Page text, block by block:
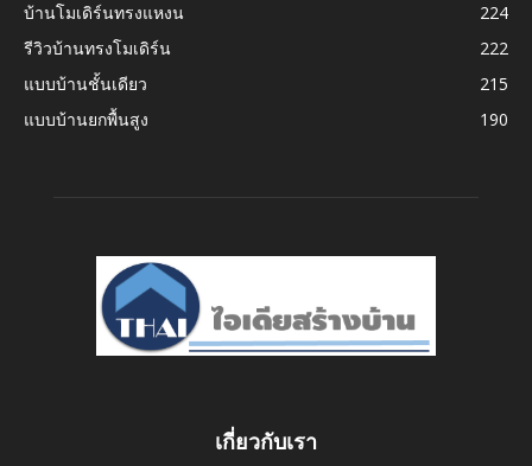
บ้านโมเดิร์นทรงแหงน
224
รีวิวบ้านทรงโมเดิร์น
222
แบบบ้านชั้นเดียว
215
แบบบ้านยกพื้นสูง
190
เกี่ยวกับเรา